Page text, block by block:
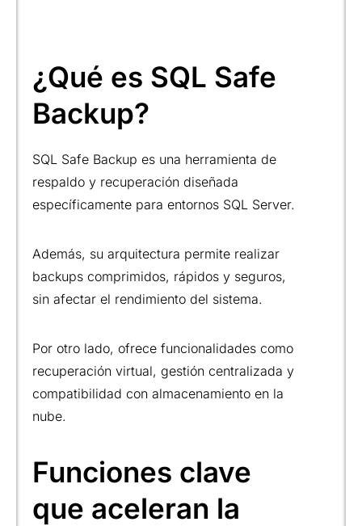
¿Qué es SQL Safe
Backup?
SQL Safe Backup es una herramienta de
respaldo y recuperación diseñada
específicamente para entornos SQL Server.
Además, su arquitectura permite realizar
backups comprimidos, rápidos y seguros,
sin afectar el rendimiento del sistema.
Por otro lado, ofrece funcionalidades como
recuperación virtual, gestión centralizada y
compatibilidad con almacenamiento en la
nube.
Funciones clave
que aceleran la